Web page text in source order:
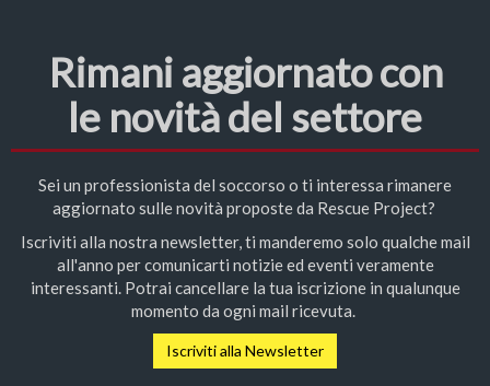
Rimani aggiornato con
le novità del settore
Sei un professionista del soccorso o ti interessa rimanere
aggiornato sulle novità proposte da Rescue Project?
Iscriviti alla nostra newsletter, ti manderemo solo qualche mail
all'anno per comunicarti notizie ed eventi veramente
interessanti. Potrai cancellare la tua iscrizione in qualunque
momento da ogni mail ricevuta.
Iscriviti alla Newsletter